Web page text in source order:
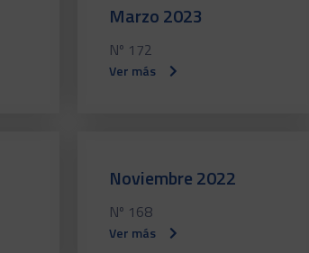
Marzo 2023
Nº 172
Ver más
Noviembre 2022
Nº 168
Ver más